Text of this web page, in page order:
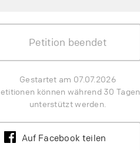
Petition beendet
Gestartet am 07.07.2026
können während 30 Tagen
unterstützt werden.
Auf Facebook teilen